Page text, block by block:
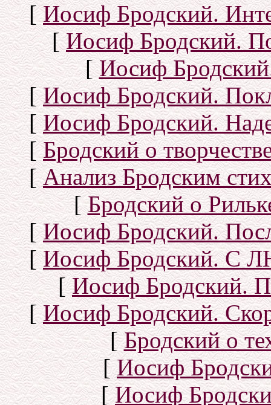
[Иосиф Бродский.
[Иосиф Бродский.
[Иосиф
[Иосиф Бродский.
[Иосиф Бродский.
[Бродский о
[Анализ Бродским
[Бродский о
[Иосиф Бродский.
[Иосиф Бродский. С
[Иосиф Бродский.
[Иосиф Бродский.
[Бродский о
[Иосиф
[Иосиф